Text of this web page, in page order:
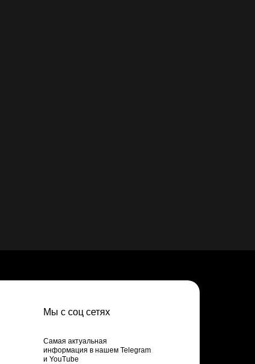
Самая актуальная
информация в нашем Telegram
и YouTube
Мы с соц сетях